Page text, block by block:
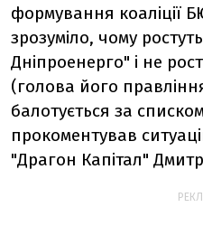
формування коаліції
зрозуміло, чому
Дніпроенерго" і не
(голова його
балотується за
прокоментував
"Драгон Капітал"